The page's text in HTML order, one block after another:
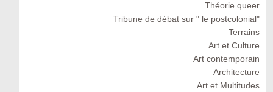
Théorie queer
Tribune de débat sur " le postcolonial"
Terrains
Art et Culture
Art contemporain
Architecture
Art et Multitudes